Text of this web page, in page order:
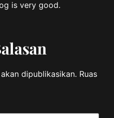
is very good.
dipublikasikan. Ruas